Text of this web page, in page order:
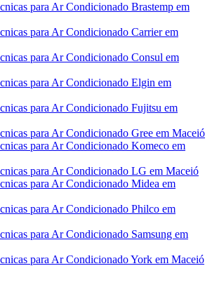
para Ar Condicionado Brastemp em
para Ar Condicionado Carrier em
para Ar Condicionado Consul em
para Ar Condicionado Elgin em
para Ar Condicionado Fujitsu em
para Ar Condicionado Gree em Maceió
para Ar Condicionado Komeco em
para Ar Condicionado LG em Maceió
para Ar Condicionado Midea em
para Ar Condicionado Philco em
para Ar Condicionado Samsung em
para Ar Condicionado York em Maceió